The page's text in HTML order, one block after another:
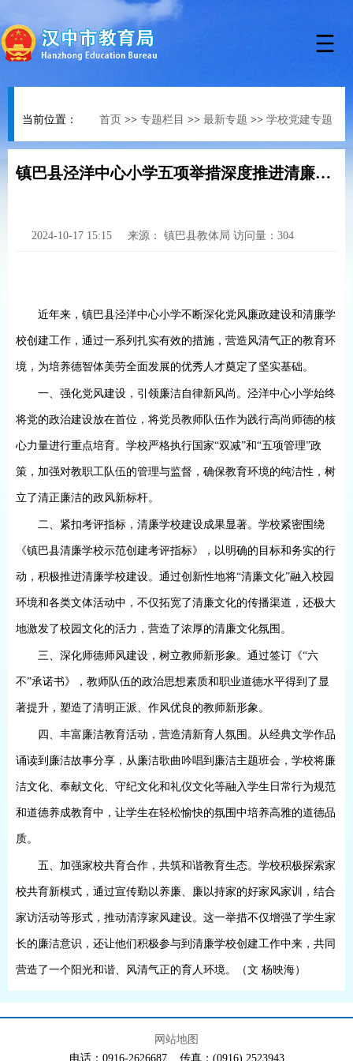
当前位置： 首页 >> 专题栏目 >> 最新专题 >> 学校党建专题
镇巴县泾洋中心小学五项举措深度推进清廉学校建设
2024-10-17 15:15 来源： 镇巴县教体局 访问量： 304
近年来，镇巴县泾洋中心小学不断深化党风廉政建设和清廉学
校创建工作，通过一系列扎实有效的措施，营造风清气正的教育环
境，为培养德智体美劳全面发展的优秀人才奠定了坚实基础。
一、强化党风建设，引领廉洁自律新风尚 。 泾洋中心小学始终
将党的政治建设放在首位，将党员教师队伍作为践行高尚师德的核
心力量进行重点培育。学校严格执行国家“双减”和“五项管理”政
策，加强对教职工队伍的管理与监督，确保教育环境的纯洁性，树
立了清正廉洁的政风新标杆。
二、紧扣考评指标，清廉学校建设成果显著。 学校紧密围绕
《镇巴县清廉学校示范创建考评指标》，以明确的目标和务实的行
动，积极推进清廉学校建设。通过创新性地将“清廉文化”融入校园
环境和各类文体活动中，不仅拓宽了清廉文化的传播渠道，还极大
地激发了校园文化的活力，营造了浓厚的清廉文化氛围。
三、深化师德师风建设，树立教师新形象。 通过签订《“六
不”承诺书》，教师队伍的政治思想素质和职业道德水平得到了显
著提升，塑造了清明正派、作风优良的教师新形象。
四、丰富廉洁教育活动，营造清新育人氛围 。 从经典文学作品
诵读到廉洁故事分享，从廉洁歌曲吟唱到廉洁主题班会，学校将廉
洁文化、奉献文化、守纪文化和礼仪文化等融入学生日常行为规范
和道德养成教育中，让学生在轻松愉快的氛围中培养高雅的道德品
质。
五、加强家校共育合作，共筑和谐教育生态。 学校积极探索家
校共育新模式，通过宣传勤以养廉、廉以持家的好家风家训，结合
家访活动等形式，推动清淳家风建设。这一举措不仅增强了学生家
长的廉洁意识，还让他们积极参与到清廉学校创建工作中来，共同
营造了一个阳光和谐、风清气正的育人环境。 （文 杨映海）
网站地图
电话：0916-2626687 传真：(0916) 2523943